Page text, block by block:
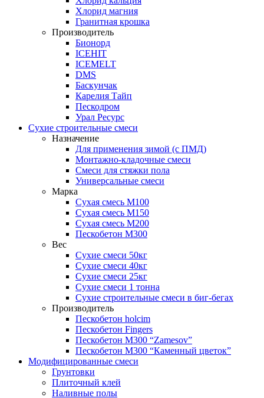
Хлорид магния
Гранитная крошка
Производитель
Бионорд
ICEHIT
ICEMELT
DMS
Баскунчак
Карелия Тайп
Пескодром
Урал Ресурс
Сухие строительные смеси
Назначение
Для применения зимой (с ПМД)
Монтажно-кладочные смеси
Смеси для стяжки пола
Универсальные смеси
Марка
Сухая смесь М100
Сухая смесь М150
Сухая смесь М200
Пескобетон М300
Вес
Сухие смеси 50кг
Сухие смеси 40кг
Сухие смеси 25кг
Сухие смеси 1 тонна
Сухие строительные смеси в биг-бегах
Производитель
Пескобетон holcim
Пескобетон Fingers
Пескобетон М300 “Zamesov”
Пескобетон М300 “Каменный цветок”
Модифицированные смеси
Грунтовки
Плиточный клей
Наливные полы